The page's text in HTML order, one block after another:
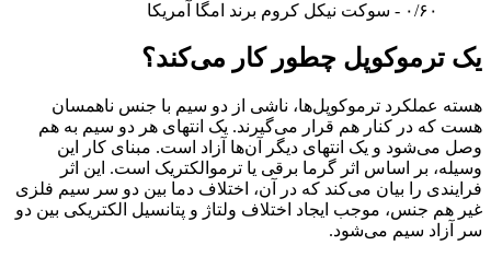
۰/۶۰ - سوکت نیکل کروم‌ برند امگا آمریکا
یک ترموکوپل چطور کار می‌کند؟
هسته عملکرد ترموکوپل‌ها، ناشی از دو سیم با جنس ناهمسان
هست که در کنار هم قرار می‌گیرند. یک انتهای هر دو سیم به هم
وصل می‌شود و یک انتهای دیگر آن‌ها آزاد است. مبنای کار این
وسیله، بر اساس اثر گرما برقی یا ترموالکتریک است. این اثر
فرایندی را بیان می‌کند که در آن، اختلاف دما بین دو سر سیم فلزی
غیر هم جنس، موجب ایجاد اختلاف ولتاژ و پتانسیل الکتریکی بین دو
سر آزاد سیم می‌شود.